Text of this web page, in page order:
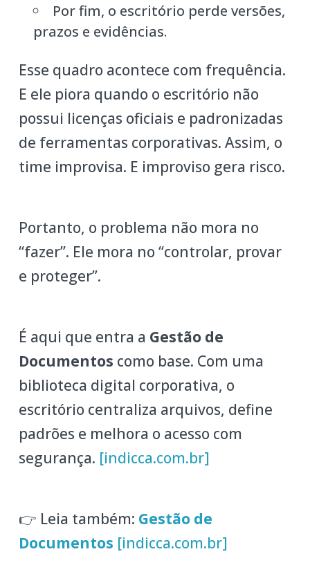
Por fim, o escritório perde versões,
prazos e evidências.
Esse quadro acontece com frequência.
E ele piora quando o escritório não
possui licenças oficiais e padronizadas
de ferramentas corporativas. Assim, o
time improvisa. E improviso gera risco.
Portanto, o problema não mora no
“fazer”. Ele mora no “controlar, provar
e proteger”.
É aqui que entra a Gestão de
Documentos como base. Com uma
biblioteca digital corporativa, o
escritório centraliza arquivos, define
padrões e melhora o acesso com
segurança. [indicca.com.br]
👉 Leia também: Gestão de
Documentos [indicca.com.br]